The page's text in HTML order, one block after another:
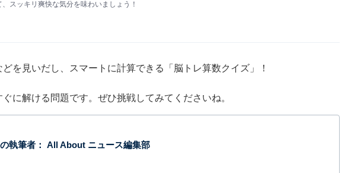
スッキリ爽快な気分を味わいましょう！
を見いだし、スマートに計算できる「脳トレ算数クイズ」！
に解ける問題です。ぜひ挑戦してみてくださいね。
執筆者： All About ニュース編集部